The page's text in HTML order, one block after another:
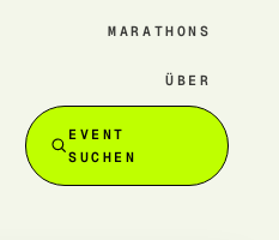
MARATHONS
ÜBER
EVENT
SUCHEN